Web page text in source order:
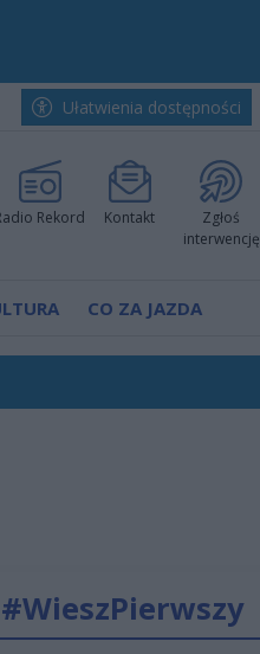
Ułatwienia dostępności
Rekord Kontakt
Zgłoś
interwencję
CO ZA JAZDA
#WieszPierwszy